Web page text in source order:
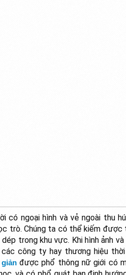
có ngoại hình và vẻ ngoài thu
trò. Chúng ta có thể kiếm
dép trong khu vực. Khi hình ảnh
công ty hay thương hiệu
được phổ thông nữ giới có